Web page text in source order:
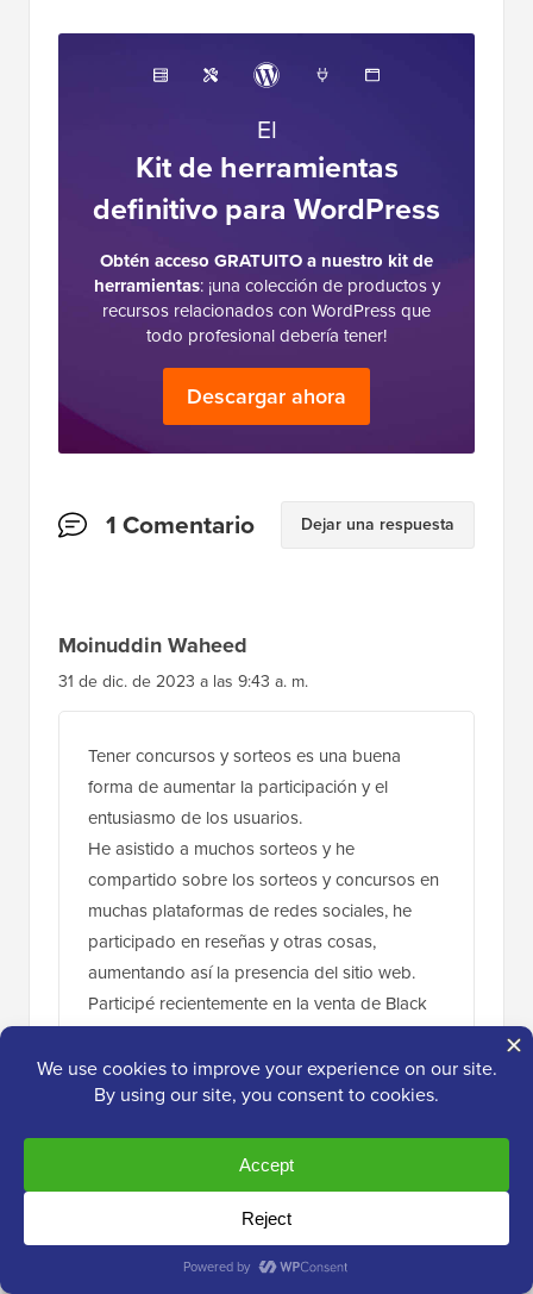
El
Kit de herramientas
definitivo para WordPress
Obtén acceso GRATUITO a nuestro kit de
herramientas: ¡una colección de productos y
recursos relacionados con WordPress que
todo profesional debería tener!
Descargar ahora
Interacciones
1 Comentario Dejar una respuesta
Moinuddin Waheed
31 de dic. de 2023 a las 9:43 a. m.
Tener concursos y sorteos es una buena
forma de aumentar la participación y el
entusiasmo de los usuarios.
He asistido a muchos sorteos y he
compartido sobre los sorteos y concursos en
muchas plataformas de redes sociales, he
participado en reseñas y otras cosas,
aumentando así la presencia del sitio web.
Participé recientemente en la venta de Black
Friday de wpbeginner y, al ver las
participaciones, sentí que este tipo de
compromiso solo se puede lograr a través de